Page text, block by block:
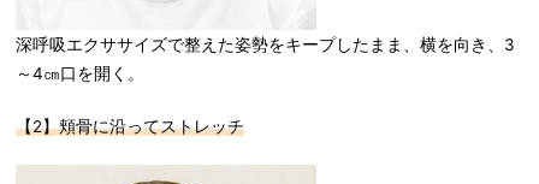
深呼吸エクササイズで整えた姿勢をキープしたまま、横を向き、3
～4㎝口を開く。
【2】頬骨に沿ってストレッチ